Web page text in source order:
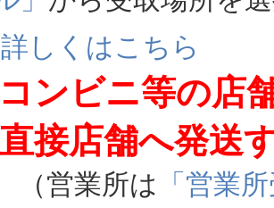
詳しくはこちら
ンビニ等の店
接店舗へ発送
営業所は 「営業